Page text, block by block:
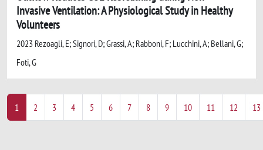
Invasive Ventilation: A Physiological Study in Healthy
Volunteers
2023 Rezoagli, E; Signori, D; Grassi, A; Rabboni, F; Lucchini, A; Bellani, G;
Foti, G
1 2 3 4 5 6 7 8 9 10 11 12 13